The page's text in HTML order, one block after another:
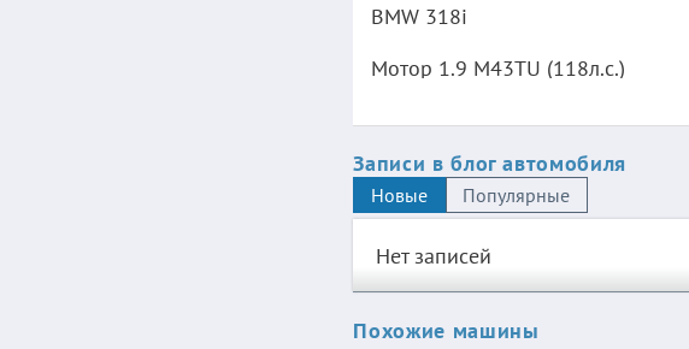
BMW 318i
Мотор 1.9 M43TU (118л.с.)
Год выпуска:1998
Записи в блог автомобиля
Новые Популярные
Нет записей
Похожие машины